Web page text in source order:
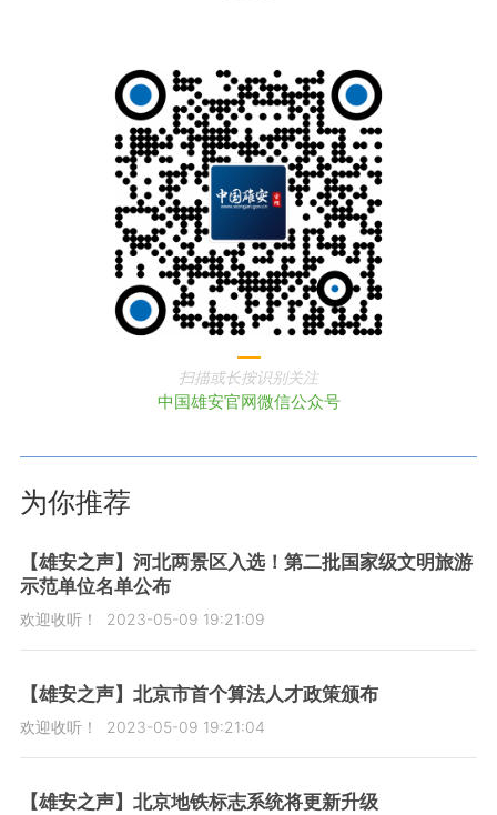
扫描或长按识别关注
中国雄安官网微信公众号
为你推荐
【雄安之声】河北两景区入选！第二批国家级文明旅游
示范单位名单公布
欢迎收听！ 2023-05-09 19:21:09
【雄安之声】北京市首个算法人才政策颁布
欢迎收听！ 2023-05-09 19:21:04
【雄安之声】北京地铁标志系统将更新升级